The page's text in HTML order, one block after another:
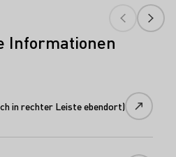
Informationen
in rechter Leiste ebendort)